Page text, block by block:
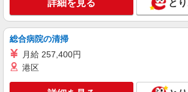
株式会社綜合キャリアオプション（
時給1,500円〜1,875円 ※
※時間外手当含む ※熊本県在
円 【月収例】31万7000円(8時
当) ※時給1500円の場合 交通
詳細を見る と
総合病院の清掃
月給 257,400円
港区